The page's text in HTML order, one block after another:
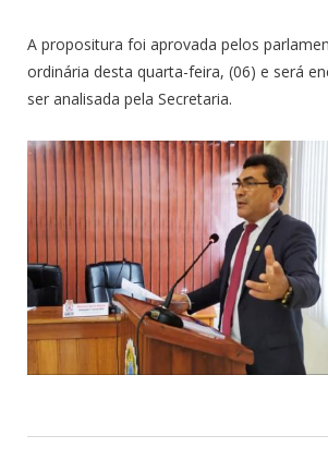
A propositura foi aprovada pelos
ordinária desta quarta-feira, (06) e será
ser analisada pela Secretaria.